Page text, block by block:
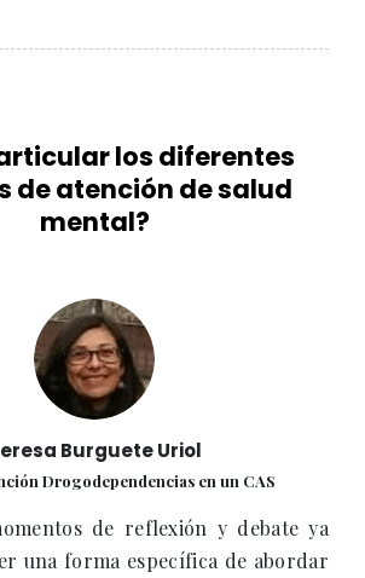
los diferentes
de atención de salud
mental?
Burguete Uriol
Drogodependencias en un CAS
de reflexión y debate ya
una forma específica de abordar